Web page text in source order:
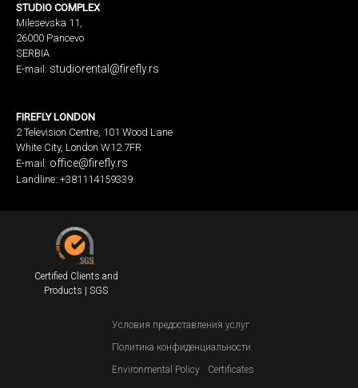
STUDIO COMPLEX
Milesevska 11,
26000 Pancevo
SERBIA
E-mail: studiorental@firefly.rs
FIREFLY LONDON
2 Television Centre, 101 Wood Lane
White City, London W12 7FR
E-mail: office@firefly.rs
Landline: +381114159339
Certified Clients and
Products | SGS
Условия предоставления услуг
Политика конфиденциальности
Environmental Policy
Certificates